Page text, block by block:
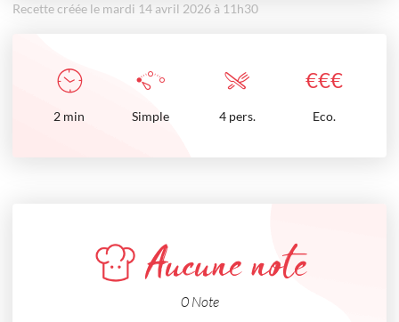
Recette créée le mardi 14 avril 2026 à 11h30
€€€
2 min Simple 4 pers. Eco.
Aucune note
0 Note